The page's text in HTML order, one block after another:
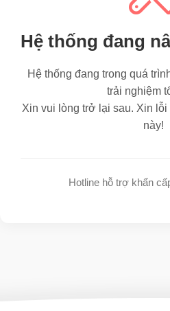
Hệ thống đang
Hệ thống đang trong quá
trải nghiệm
Xin vui lòng trở lại sau. Xin
này!
Hotline hỗ trợ khẩn